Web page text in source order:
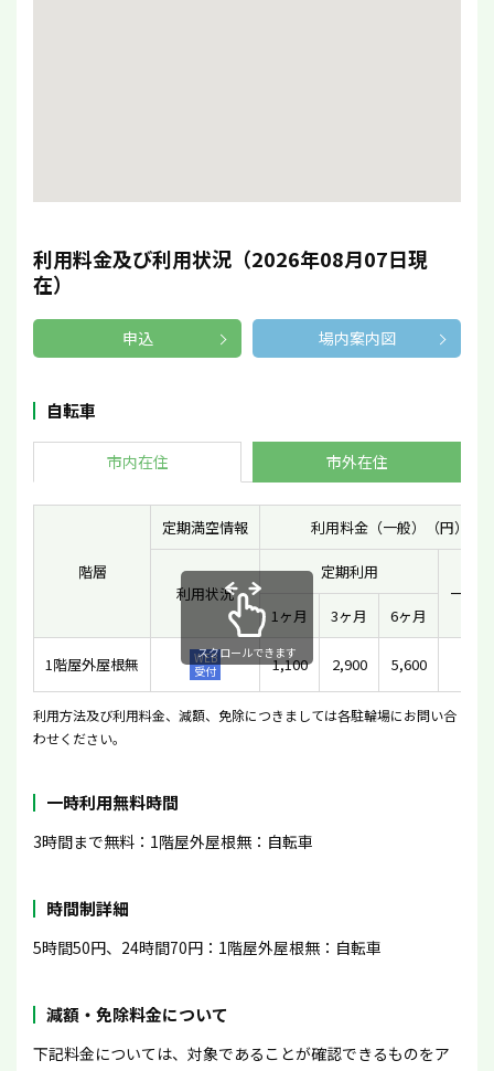
利用料金及び利用状況（2026年08月07日現
在）
申込 場内案内図
自転車
市内在住 市外在住
階層
定期満空情報 利用料金（一般）（円）
利用状況
定期利用
一時
1ヶ月
3ヶ月 6ヶ月
1階屋外屋根無
WEB
受付
1,100 2,900 5,600
スクロールできます
利用方法及び利用料金、減額、免除につきましては各駐輪場にお問い合
わせください。
一時利用無料時間
3時間まで無料：1階屋外屋根無：自転車
時間制詳細
5時間50円、24時間70円：1階屋外屋根無：自転車
減額・免除料金について
下記料金については、対象であることが確認できるものをア